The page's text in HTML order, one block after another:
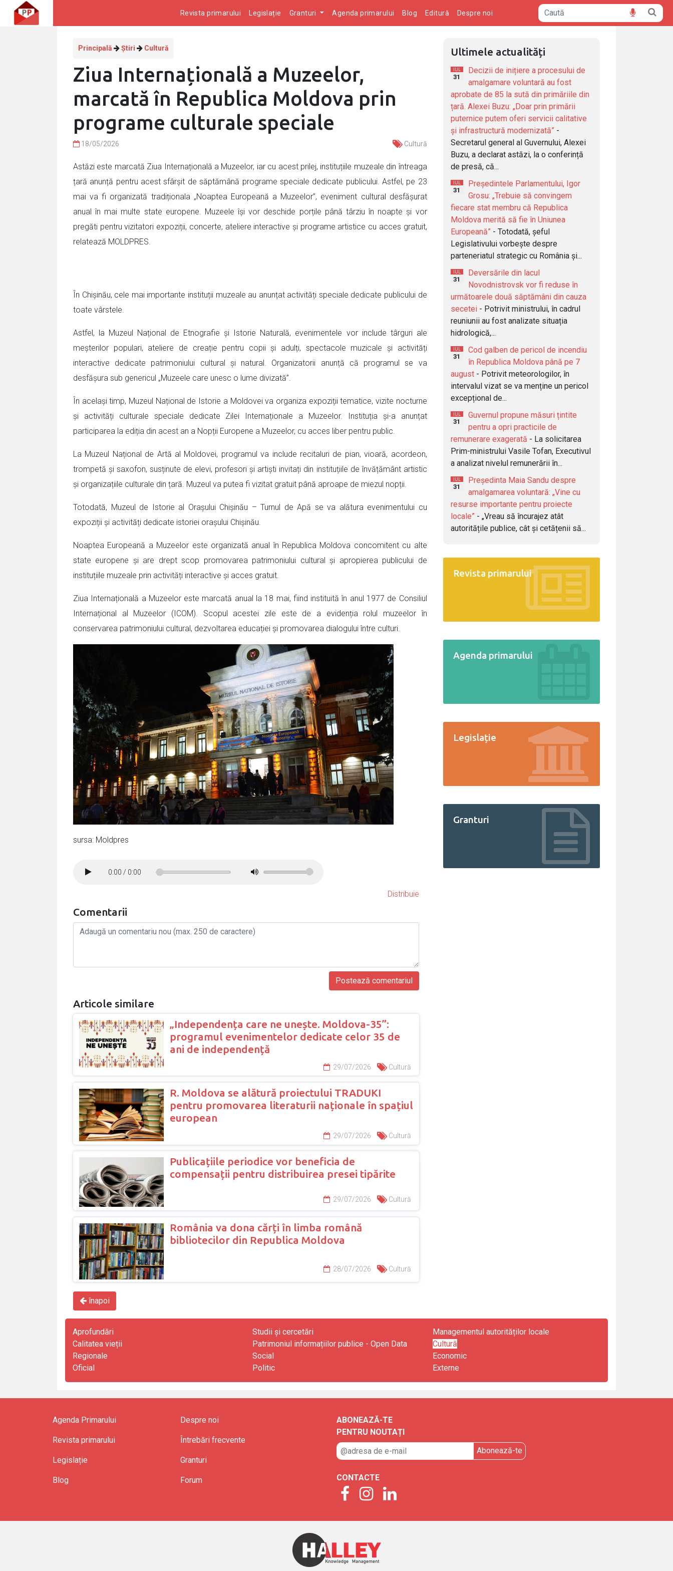
Revista primarului Legislație Granturi Agenda primarului Blog Editură Despre noi
Principală Știri Cultură
Ziua Internațională a Muzeelor,
marcată în Republica Moldova prin
programe culturale speciale
18/05/2026 Cultură
Astăzi este marcată Ziua Internațională a Muzeelor, iar cu acest prilej, instituțiile muzeale din întreaga
țară anunță pentru acest sfârșit de săptămână programe speciale dedicate publicului. Astfel, pe 23
mai va fi organizată tradiționala „Noaptea Europeană a Muzeelor”, eveniment cultural desfășurat
anual în mai multe state europene. Muzeele își vor deschide porțile până târziu în noapte și vor
pregăti pentru vizitatori expoziții, concerte, ateliere interactive și programe artistice cu acces gratuit,
relatează MOLDPRES.
În Chișinău, cele mai importante instituții muzeale au anunțat activități speciale dedicate publicului de
toate vârstele.
Astfel, la Muzeul Național de Etnografie și Istorie Naturală, evenimentele vor include târguri ale
meșterilor populari, ateliere de creație pentru copii și adulți, spectacole muzicale și activități
interactive dedicate patrimoniului cultural și natural. Organizatorii anunță că programul se va
desfășura sub genericul „Muzeele care unesc o lume divizată”.
În același timp, Muzeul Național de Istorie a Moldovei va organiza expoziții tematice, vizite nocturne
și activități culturale speciale dedicate Zilei Internaționale a Muzeelor. Instituția și-a anunțat
participarea la ediția din acest an a Nopții Europene a Muzeelor, cu acces liber pentru public.
La Muzeul Național de Artă al Moldovei, programul va include recitaluri de pian, vioară, acordeon,
trompetă și saxofon, susținute de elevi, profesori și artiști invitați din instituțiile de învățământ artistic
și organizațiile culturale din țară. Muzeul va putea fi vizitat gratuit până aproape de miezul nopții.
Totodată, Muzeul de Istorie al Orașului Chișinău – Turnul de Apă se va alătura evenimentului cu
expoziții și activități dedicate istoriei orașului Chișinău.
Noaptea Europeană a Muzeelor este organizată anual în Republica Moldova concomitent cu alte
state europene și are drept scop promovarea patrimoniului cultural și apropierea publicului de
instituțiile muzeale prin activități interactive și acces gratuit.
Ziua Internațională a Muzeelor este marcată anual la 18 mai, fiind instituită în anul 1977 de Consiliul
Internațional al Muzeelor (ICOM). Scopul acestei zile este de a evidenția rolul muzeelor în
conservarea patrimoniului cultural, dezvoltarea educației și promovarea dialogului între culturi.
sursa: Moldpres
0:00 / 0:00
Distribuie
Comentarii
Articole similare
„Independența care ne unește. Moldova-35”:
programul evenimentelor dedicate celor 35 de
ani de independență
29/07/2026 Cultură
R. Moldova se alătură proiectului TRADUKI
pentru promovarea literaturii naționale în spațiul
european
29/07/2026 Cultură
Publicațiile periodice vor beneficia de
compensații pentru distribuirea presei tipărite
29/07/2026 Cultură
România va dona cărți în limba română
bibliotecilor din Republica Moldova
28/07/2026 Cultură
Ultimele actualități
IUL
31
Decizii de inițiere a procesului de
amalgamare voluntară au fost
aprobate de 85 la sută din primăriile din
țară. Alexei Buzu: „Doar prin primării
puternice putem oferi servicii calitative
și infrastructură modernizată” -
Secretarul general al Guvernului, Alexei
Buzu, a declarat astăzi, la o conferință
de presă, că...
IUL
31
Președintele Parlamentului, Igor
Grosu: „Trebuie să convingem
fiecare stat membru că Republica
Moldova merită să fie în Uniunea
Europeană” - Totodată, șeful
Legislativului vorbește despre
parteneriatul strategic cu România și...
IUL
31
Deversările din lacul
Novodnistrovsk vor fi reduse în
următoarele două săptămâni din cauza
secetei - Potrivit ministrului, în cadrul
reuniunii au fost analizate situația
hidrologică,...
IUL
31
Cod galben de pericol de incendiu
în Republica Moldova până pe 7
august - Potrivit meteorologilor, în
intervalul vizat se va menține un pericol
excepțional de...
IUL
31
Guvernul propune măsuri țintite
pentru a opri practicile de
remunerare exagerată - La solicitarea
Prim-ministrului Vasile Tofan, Executivul
a analizat nivelul remunerării în...
IUL
31
Președinta Maia Sandu despre
amalgamarea voluntară: „Vine cu
resurse importante pentru proiecte
locale” - „Vreau să încurajez atât
autoritățile publice, cât și cetățenii să...
Revista primarului
Agenda primarului
Legislație
Granturi
înapoi
Aprofundări Studii și cercetări
Managementul autorităților locale
Calitatea vieții
Patrimoniul informațiilor publice - Open Data
Cultură
Regionale
Social
Economic
Oficial
Politic Externe
Agenda Primarului Despre noi
Revista primarului Întrebări frecvente
Legislație Granturi
Blog Forum
ABONEAZĂ-TE
PENTRU NOUTAȚI
CONTACTE